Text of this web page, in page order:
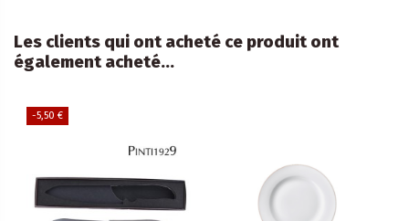
Les clients qui ont acheté ce produit ont
également acheté...
-5,50 €